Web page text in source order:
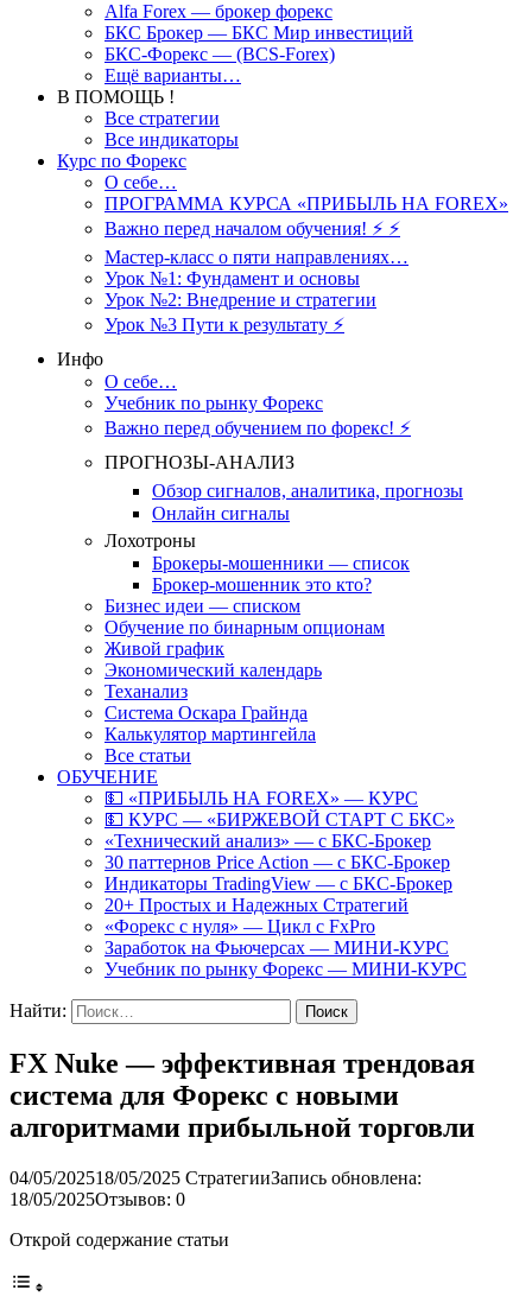
Alfa Forex — брокер форекс
БКС Брокер — БКС Мир инвестиций
БКС-Форекс — (BCS-Forex)
Ещё варианты…
В ПОМОЩЬ !
Все стратегии
Все индикаторы
Курс по Форекс
О себе…
ПРОГРАММА КУРСА «ПРИБЫЛЬ НА FOREX»
Важно перед началом обучения! ⚡ ⚡
Мастер-класс о пяти направлениях…
Урок №1: Фундамент и основы
Урок №2: Внедрение и стратегии
Урок №3 Пути к результату ⚡️
Инфо
О себе…
Учебник по рынку Форекс
Важно перед обучением по форекс! ⚡
ПРОГНОЗЫ-АНАЛИЗ
Обзор сигналов, аналитика, прогнозы
Онлайн сигналы
Лохотроны
Брокеры-мошенники — список
Брокер-мошенник это кто?
Бизнес идеи — списком
Обучение по бинарным опционам
Живой график
Экономический календарь
Теханализ
Система Оскара Грайнда
Калькулятор мартингейла
Все статьи
ОБУЧЕНИЕ
💵 «ПРИБЫЛЬ НА FOREX» — КУРС
💵 КУРС — «БИРЖЕВОЙ СТАРТ С БКС»
«Технический анализ» — с БКС-Брокер
30 паттернов Price Action — с БКС-Брокер
Индикаторы TradingView — с БКС-Брокер
20+ Простых и Надежных Стратегий
«Форекс с нуля» — Цикл с FxPro
Заработок на Фьючерсах — МИНИ-КУРС
Учебник по рынку Форекс — МИНИ-КУРС
Найти:
FX Nuke — эффективная трендовая
система для Форекс с новыми
алгоритмами прибыльной торговли
04/05/202518/05/2025 СтратегииЗапись обновлена:
18/05/2025Отзывов: 0
Открой содержание статьи